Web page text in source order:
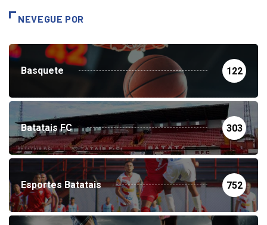
NEVEGUE POR
Basquete 122
Batatais FC 303
Esportes Batatais 752